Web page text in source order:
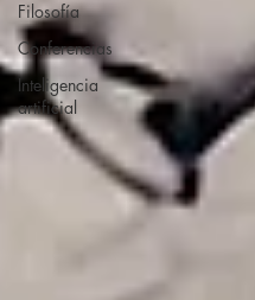
Filosofía
Conferencias
Inteligencia
artificial